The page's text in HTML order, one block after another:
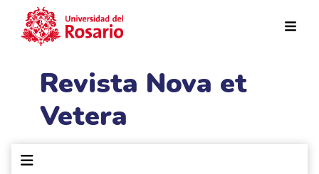
Revista Nova et
Vetera